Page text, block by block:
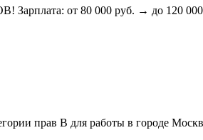
от 80 000 руб. → до 120 000
прав В для работы в